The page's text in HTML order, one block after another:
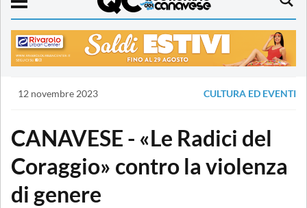
12 novembre 2023 CULTURA ED EVENTI
CANAVESE - «Le Radici del
Coraggio» contro la violenza
di genere